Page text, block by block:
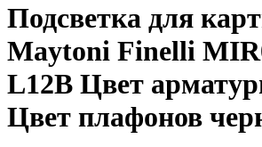
Подсветка для
Maytoni Finelli
L12B Цвет
Цвет плафонов